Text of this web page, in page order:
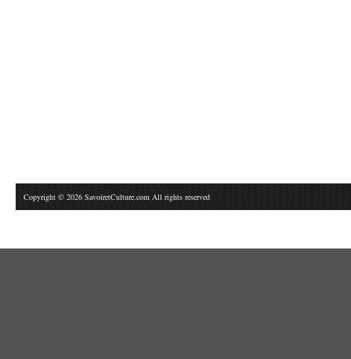
Copyright © 2026 SavoiretCulture.com All rights reserved